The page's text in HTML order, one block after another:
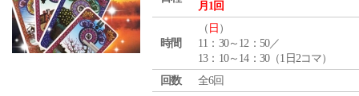
月1回
時間
（ 日 ）
11：30～12：50／
13：10～14：30（1日2コマ）
回数
全6回